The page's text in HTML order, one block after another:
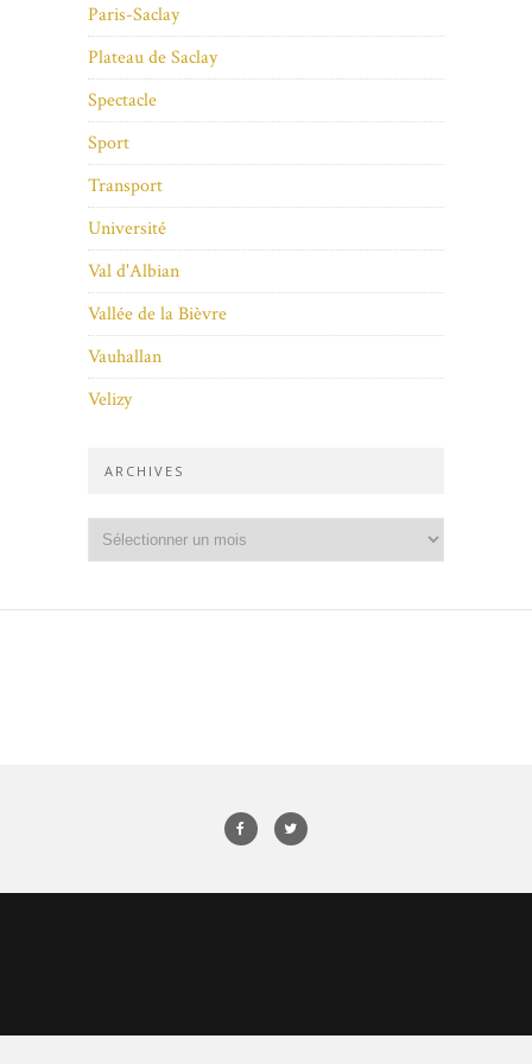
Paris-Saclay
Plateau de Saclay
Spectacle
Sport
Transport
Université
Val d'Albian
Vallée de la Bièvre
Vauhallan
Velizy
ARCHIVES